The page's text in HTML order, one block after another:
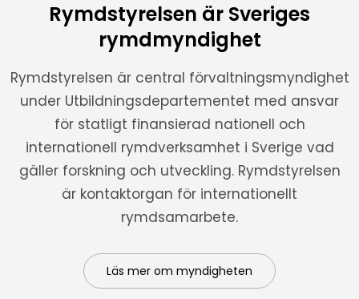
Rymdstyrelsen är Sveriges
rymdmyndighet
Rymdstyrelsen är central förvaltningsmyndighet
under Utbildningsdepartementet med ansvar
för statligt finansierad nationell och
internationell rymdverksamhet i Sverige vad
gäller forskning och utveckling. Rymdstyrelsen
är kontaktorgan för internationellt
rymdsamarbete.
Läs mer om myndigheten